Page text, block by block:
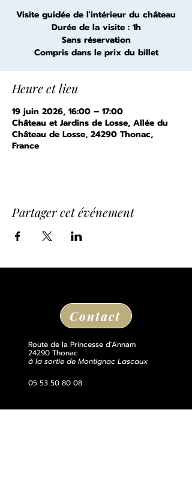
Visite guidée de l'intérieur du château
Durée de la visite : 1h
Sans réservation
Compris dans le prix du billet
Heure et lieu
19 juin 2026, 16:00 – 17:00
Château et Jardins de Losse, Allée du
Château de Losse, 24290 Thonac,
France
Partager cet événement
Contact
Route de la Princesse d'Annam
24290 Thonac
à la sortie de Montignac Lascaux
05 53 50 80 08
losse@chateaudelosse.com